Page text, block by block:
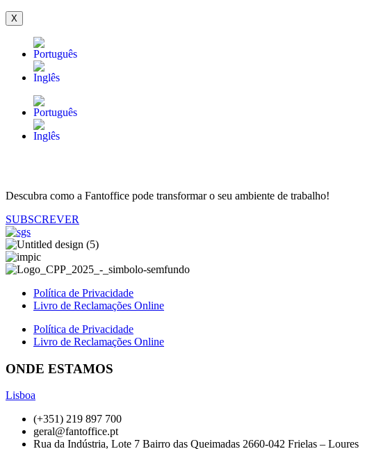
X
Descubra como a Fantoffice pode transformar o seu ambiente de trabalho!
SUBSCREVER
Política de Privacidade
Livro de Reclamações Online
Política de Privacidade
Livro de Reclamações Online
ONDE ESTAMOS
Lisboa
(+351) 219 897 700
geral@fantoffice.pt
Rua da Indústria, Lote 7 Bairro das Queimadas 2660-042 Frielas – Loures